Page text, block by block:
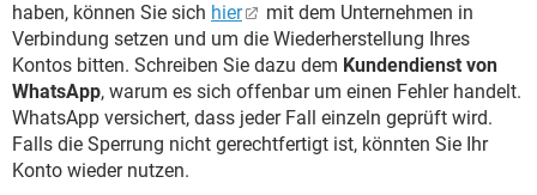
haben, können Sie sich hier
mit dem Unternehmen in
Verbindung setzen und um die Wiederherstellung Ihres
Kontos bitten. Schreiben Sie dazu dem Kundendienst von
WhatsApp, warum es sich offenbar um einen Fehler handelt.
WhatsApp versichert, dass jeder Fall einzeln geprüft wird.
Falls die Sperrung nicht gerechtfertigt ist, könnten Sie Ihr
Konto wieder nutzen.